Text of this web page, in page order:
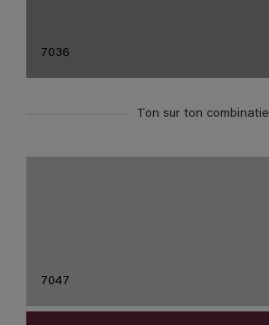
7036
Ton sur ton combinatie
7047